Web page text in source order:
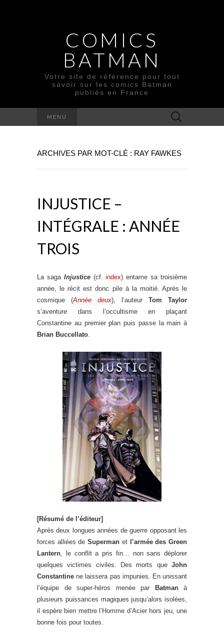
COMICS
BATMAN
Votre site de référence pour tout
savoir sur les comics Batman
publiés en France
MENU Rechercher :
ARCHIVES PAR MOT-CLÉ : RAY FAWKES
INJUSTICE –
INTÉGRALE : ANNÉE
TROIS
La saga Injustice(cf.index) entame sa troisième
année, le récit est donc pile à la moitié. Après le
cosmique (Année deux), l’auteur Tom Taylor
s’aventure dans l’occultisme en plaçant
Constantine au premier plan puis passe la main à
Brian Buccellato.
[Résumé de l’éditeur]
Après deux longues années de guerre opposant les
forces alliées deSuperman et
l’armée des Green
Lantern, le conflit a pris fin… non sans déplorer
quelques victimes civiles. Des morts que John
Constantine ne laissera pas impunies. En unissant
l’équipe de super-héros menée par
Batmanà
plusieurs puissances magiques jusqu’alors isolées,
il espère bien mettre l’Homme d’Acier hors jeu, une
bonne fois pour toutes.